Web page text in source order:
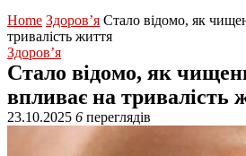
Home Здоров’я Стало відомо, як
тривалість життя
Здоров’я
Стало відомо, як
впливає на тривалість
23.10.2025 6 переглядів